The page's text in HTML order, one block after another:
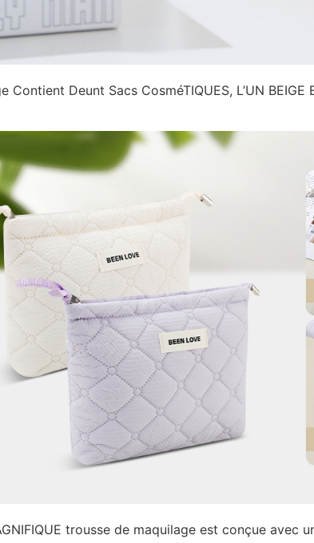
Contient Deunt Sacs CosméTIQUES, L’UN BEIGE
trousse de maquilage est conçue avec